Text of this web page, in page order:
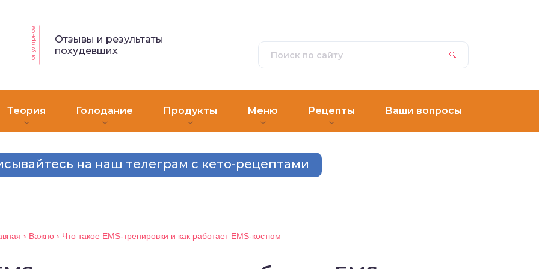
Популярное
Отзывы и результаты
похудевших
Теория Голодание Продукты Меню Рецепты Ваши вопросы
на наш телеграм с кето-рецептами
› Важно › Что такое EMS-тренировки и как работает EMS-костюм